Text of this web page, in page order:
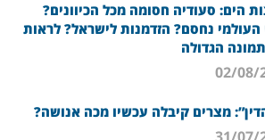
הים: סעודיה חסומה מכל הכיוונים?
נחסם? הזדמנות לישראל? לראות
הגדולה
מצרים קיבלה עכשיו מכה אנושה?